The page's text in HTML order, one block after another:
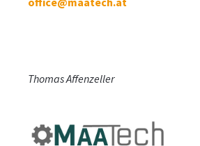
Thomas Affenzeller